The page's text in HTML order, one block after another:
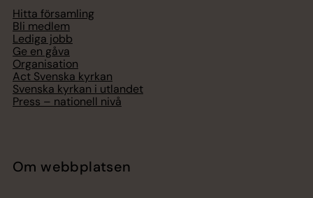
Hitta församling
Bli medlem
Lediga jobb
Ge en gåva
Organisation
Act Svenska kyrkan
Svenska kyrkan i utlandet
Press – nationell nivå
Om webbplatsen